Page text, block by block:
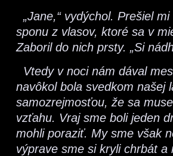
„Jane,“ vydýchol. Prešiel
sponu z vlasov, ktoré sa v
Zaboril do nich prsty. „Si
Vtedy v noci nám dával
navôkol bola svedkom našej
samozrejmosťou, že sa
vzťahu. Vraj sme boli jeden
mohli poraziť. My sme však
výprave sme si kryli chrbát